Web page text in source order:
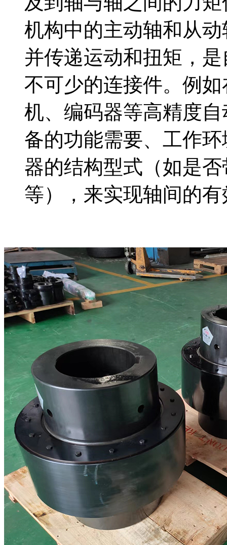
机构中的主动轴和从
并传递运动和扭矩，
不可少的连接件。例
机、编码器等高精度
备的功能需要、工作
器的结构型式（如是
等），来实现轴间的